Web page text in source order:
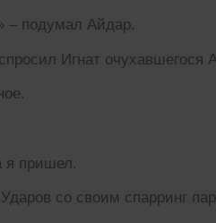
– подумал Айдар.
Игнат очухавшегося
я пришел.
со своим спарринг